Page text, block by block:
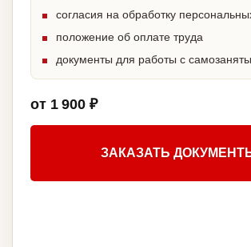
согласия на обработку
положение об оплате труда
документы для работы с
от 1 900 ₽
ЗАКАЗАТЬ